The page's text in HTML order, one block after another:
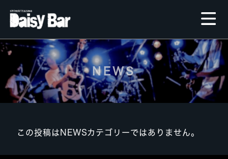
NEWS
この投稿はNEWSカテゴリーではありません。